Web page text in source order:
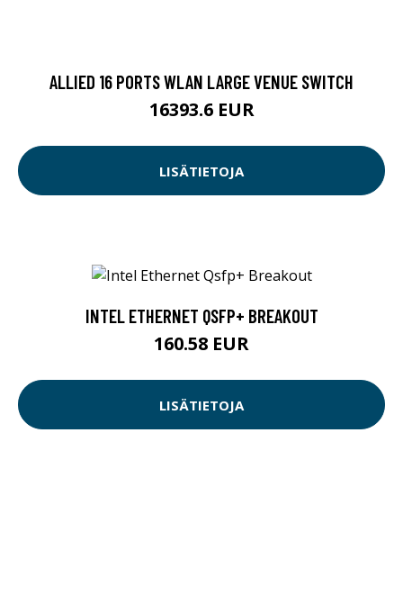
ALLIED 16 PORTS WLAN LARGE VENUE SWITCH
16393.6 EUR
LISÄTIETOJA
INTEL ETHERNET QSFP+ BREAKOUT
160.58 EUR
LISÄTIETOJA